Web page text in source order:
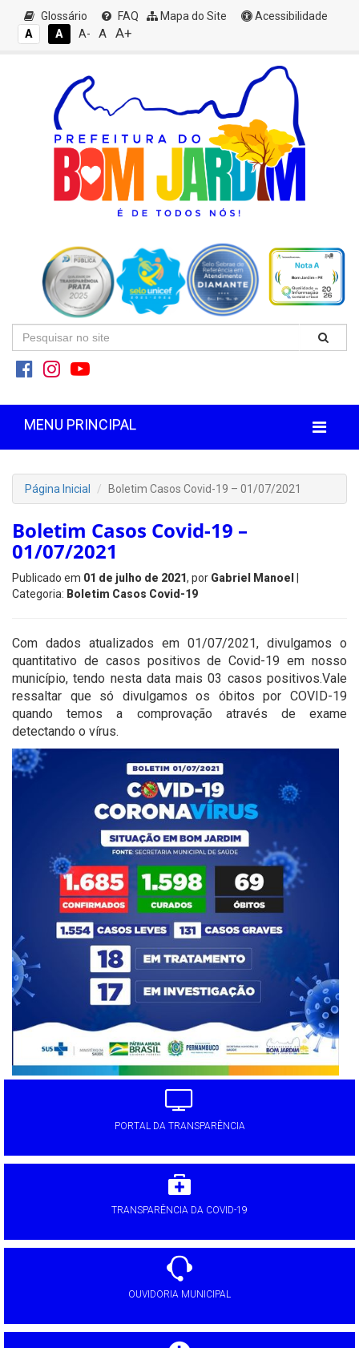
Glossário FAQ Mapa do Site
Acessibilidade
A
A A- A A+
MENU PRINCIPAL
Página Inicial Boletim Casos Covid-19 – 01/07/2021
Boletim Casos Covid-19 –
01/07/2021
Publicado em 01 de julho de 2021, por Gabriel Manoel
Categoria: Boletim Casos Covid-19
Com dados atualizados em 01/07/2021, divulgamos o
quantitativo de casos positivos de Covid-19 em nosso
município, tendo nesta data mais 03 casos positivos.Vale
ressaltar que só divulgamos os óbitos por COVID-19
quando temos a comprovação através de exame
detectando o vírus.
PORTAL DA TRANSPARÊNCIA
TRANSPARÊNCIA DA COVID-19
OUVIDORIA MUNICIPAL